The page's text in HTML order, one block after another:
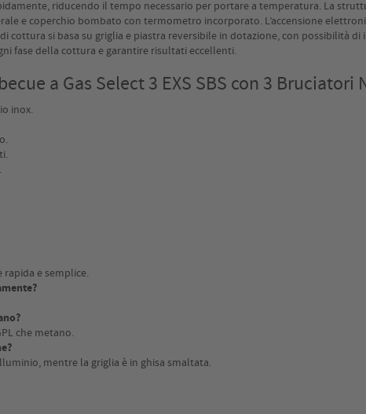
riducendo il tempo necessario per portare a temperatura. La
e coperchio bombato con termometro incorporato. L’accensione
si basa su griglia e piastra reversibile in dotazione, con possibilità di
fase della cottura e garantire risultati eccellenti.
a Gas Select 3 EXS SBS con 3 Bruciatori
inox.
rapida e semplice.
che metano.
mentre la griglia è in ghisa smaltata.